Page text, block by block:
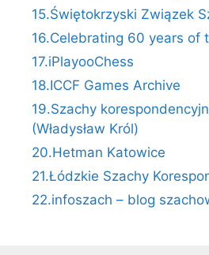
15.Świętokrzyski Związek
16.Celebrating 60 years of
17.iPlayooChess
18.ICCF Games Archive
19.Szachy
(Władysław Król)
20.Hetman Katowice
21.Łódzkie Szachy
22.infoszach – blog